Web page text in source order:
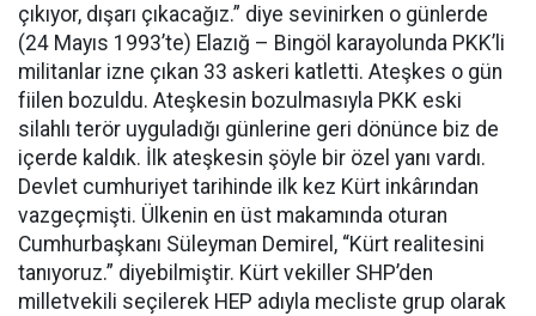
çıkıyor, dışarı çıkacağız.” diye sevinirken o günlerde
(24 Mayıs 1993’te) Elazığ – Bingöl karayolunda PKK’li
militanlar izne çıkan 33 askeri katletti. Ateşkes o gün
fiilen bozuldu. Ateşkesin bozulmasıyla PKK eski
silahlı terör uyguladığı günlerine geri dönünce biz de
içerde kaldık. İlk ateşkesin şöyle bir özel yanı vardı.
Devlet cumhuriyet tarihinde ilk kez Kürt inkârından
vazgeçmişti. Ülkenin en üst makamında oturan
Cumhurbaşkanı Süleyman Demirel, “Kürt realitesini
tanıyoruz.” diyebilmiştir. Kürt vekiller SHP’den
milletvekili seçilerek HEP adıyla mecliste grup olarak